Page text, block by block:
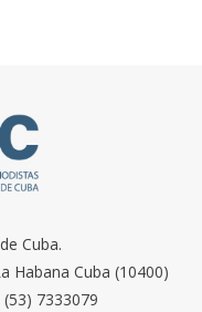
Cuba.
Habana Cuba (10400)
7333079